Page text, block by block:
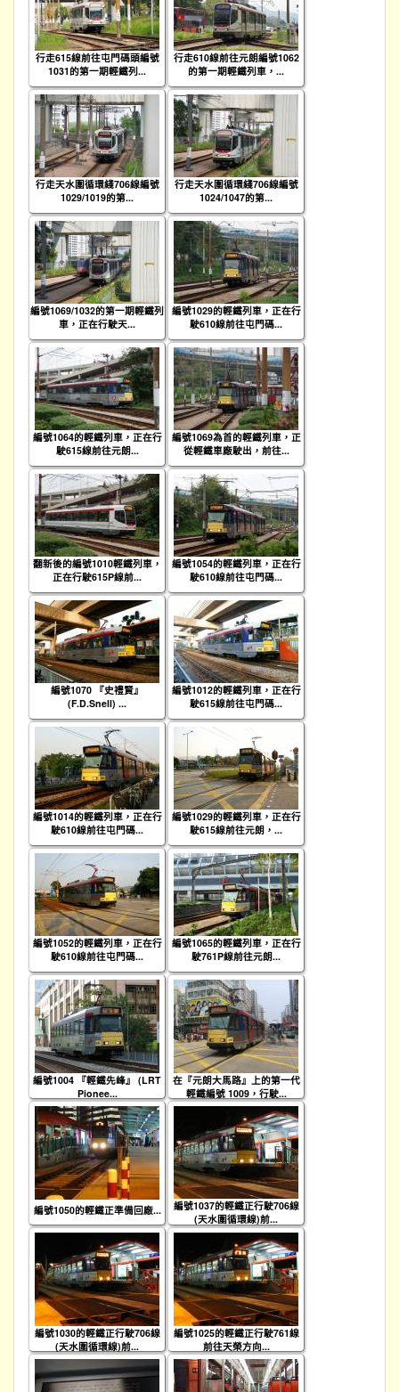
行走615線前往屯門碼頭編號
1031的第一期輕鐵列...
行走610線前往元朗編號1062
的第一期輕鐵列車，...
行走天水圍循環綫706線編號
1029/1019的第...
行走天水圍循環綫706線編號
1024/1047的第...
編號1069/1032的第一期輕鐵列
車，正在行駛天...
編號1029的輕鐵列車，正在行
駛610線前往屯門碼...
編號1064的輕鐵列車，正在行
駛615線前往元朗...
編號1069為首的輕鐵列車，正
從輕鐵車廠駛出，前往...
翻新後的編號1010輕鐵列車，
正在行駛615P線前...
編號1054的輕鐵列車，正在行
駛610線前往屯門碼...
編號1070 『史禮賢』
(F.D.Snell) ...
編號1012的輕鐵列車，正在行
駛615線前往屯門碼...
編號1014的輕鐵列車，正在行
駛610線前往屯門碼...
編號1029的輕鐵列車，正在行
駛615線前往元朗，...
編號1052的輕鐵列車，正在行
駛610線前往屯門碼...
編號1065的輕鐵列車，正在行
駛761P線前往元朗...
編號1004 『輕鐵先峰』 (LRT
Pionee...
在『元朗大馬路』上的第一代
輕鐵編號 1009，行駛...
編號1050的輕鐵正準備回廠...
編號1037的輕鐵正行駛706線
(天水圍循環線)前...
編號1030的輕鐵正行駛706線
(天水圍循環線)前...
編號1025的輕鐵正行駛761線
前往天榮方向...